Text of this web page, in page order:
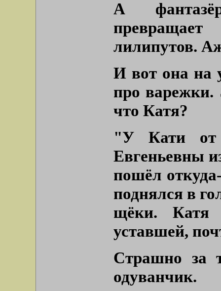
А
лилипутов.
И вот она на
про варежки.
что Катя?
"У Кати от
Евгеньевны
пошёл
поднялся в
щёки. Катя
уставшей,
Страшно за
одуванчик.